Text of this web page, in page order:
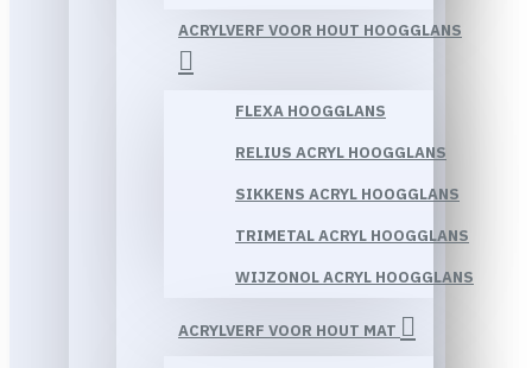
ACRYLVERF VOOR HOUT HOOGGLANS
FLEXA HOOGGLANS
RELIUS ACRYL HOOGGLANS
SIKKENS ACRYL HOOGGLANS
TRIMETAL ACRYL HOOGGLANS
WIJZONOL ACRYL HOOGGLANS
ACRYLVERF VOOR HOUT MAT